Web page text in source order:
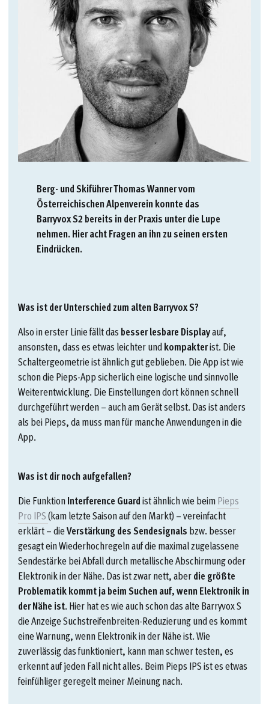
Berg- und Skiführer Thomas Wanner vom
Österreichischen Alpenverein konnte das
Barryvox S2 bereits in der Praxis unter die Lupe
nehmen. Hier acht Fragen an ihn zu seinen ersten
Eindrücken.
Was ist der Unterschied zum alten Barryvox S?
Also in erster Linie fällt das besser lesbare Displayauf,
ansonsten, dass es etwas leichter undkompakterist. Die
Schaltergeometrie ist ähnlich gut geblieben. Die App ist wie
schon die Pieps-App sicherlich eine logische und sinnvolle
Weiterentwicklung. Die Einstellungen dort können schnell
durchgeführt werden – auch am Gerät selbst. Das ist anders
als bei Pieps, da muss man für manche Anwendungen in die
App.
Was ist dir noch aufgefallen?
Die FunktionInterference Guardist ähnlich wie beimPieps
Pro IPS(kam letzte Saison auf den Markt) – vereinfacht
erklärt – dieVerstärkung des Sendesignals bzw. besser
gesagt ein Wiederhochregeln auf die maximal zugelassene
Sendestärke bei Abfall durch metallische Abschirmung oder
Elektronik in der Nähe. Das ist zwar nett, aberdie größte
Problematik kommt ja beim Suchen auf, wenn Elektronik in
der Nähe ist. Hier hat es wie auch schon das alte Barryvox S
die Anzeige Suchstreifenbreiten-Reduzierung und es kommt
eine Warnung, wenn Elektronik in der Nähe ist. Wie
zuverlässig das funktioniert, kann man schwer testen, es
erkennt auf jeden Fall nicht alles. Beim Pieps IPS ist es etwas
feinfühliger geregelt meiner Meinung nach.